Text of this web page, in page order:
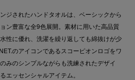
ジされたハンドタオルは、ベーシックから
ン豊富な全9色展開。素材に用いた高品質
性に優れ、洗濯を繰り返しても綿抜けが少
のアイコンであるスコーピオンロゴをワ
みのシンプルながらも洗練されたデザイ
エッセンシャルアイテム。